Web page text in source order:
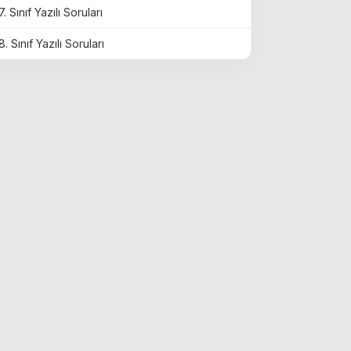
Sınıf Yazılı Soruları
Sınıf Yazılı Soruları